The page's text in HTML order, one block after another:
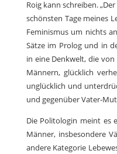
Roig kann schreiben.
schönsten Tage meines
Feminismus um nichts
Sätze im Prolog und in
in eine Denkwelt, die
Männern, glücklich
unglücklich und
und gegenüber Vater-
Die Politologin meint es
Männer, insbesondere
andere Kategorie